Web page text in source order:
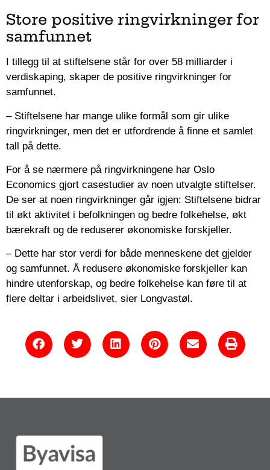
Store positive ringvirkninger for
samfunnet
I tillegg til at stiftelsene står for over 58 milliarder i
verdiskaping, skaper de positive ringvirkninger for
samfunnet.
– Stiftelsene har mange ulike formål som gir ulike
ringvirkninger, men det er utfordrende å finne et samlet
tall på dette.
For å se nærmere på ringvirkningene har Oslo
Economics gjort casestudier av noen utvalgte stiftelser.
De ser at noen ringvirkninger går igjen: Stiftelsene bidrar
til økt aktivitet i befolkningen og bedre folkehelse, økt
bærekraft og de reduserer økonomiske forskjeller.
– Dette har stor verdi for både menneskene det gjelder
og samfunnet. Å redusere økonomiske forskjeller kan
hindre utenforskap, og bedre folkehelse kan føre til at
flere deltar i arbeidslivet, sier Longvastøl.